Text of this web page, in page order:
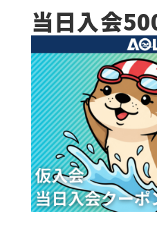
当日入会